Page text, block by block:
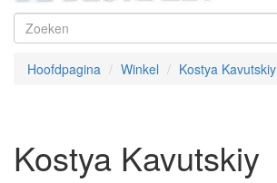
Hoofdpagina Winkel Kostya Kavutskiy
Kostya Kavutskiy